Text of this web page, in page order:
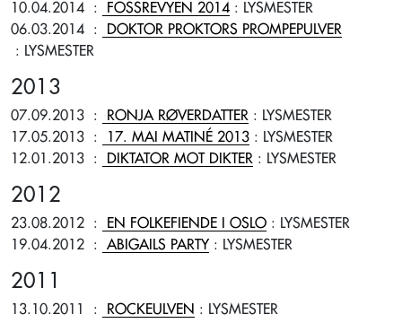
10.04.2014 : FOSSREVYEN 2014 : LYSMESTER
06.03.2014 :
DOKTOR PROKTORS PROMPEPULVER
: LYSMESTER
2013
07.09.2013 : RONJA RØVERDATTER : LYSMESTER
17.05.2013 : 17. MAI MATINÉ 2013 : LYSMESTER
12.01.2013 : DIKTATOR MOT DIKTER : LYSMESTER
2012
23.08.2012 : EN FOLKEFIENDE I OSLO : LYSMESTER
19.04.2012 : ABIGAILS PARTY : LYSMESTER
2011
13.10.2011 : ROCKEULVEN : LYSMESTER